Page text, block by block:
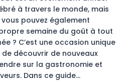
à travers le monde, mais
pouvez également
semaine du goût à tout
? C’est une occasion unique
découvrir de nouveaux
sur la gastronomie et
Dans ce guide…